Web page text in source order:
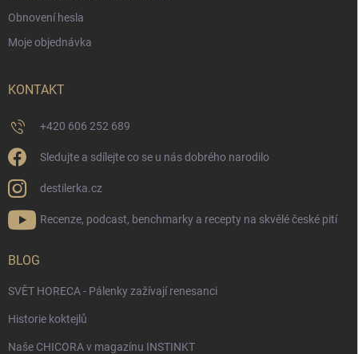
Obnovení hesla
Moje objednávka
KONTAKT
+420 606 252 689
Sledujte a sdílejte co se u nás dobrého narodilo
destilerka.cz
Recenze, podcast, benchmarky a recepty na skvělé české pití
BLOG
SVĚT HORECA - Pálenky zažívají renesanci
Historie koktejlů
Naše CHICORA v magazínu INSTINKT